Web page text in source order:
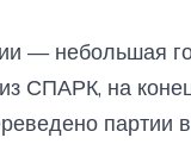
— небольшая
СПАРК, на
партии